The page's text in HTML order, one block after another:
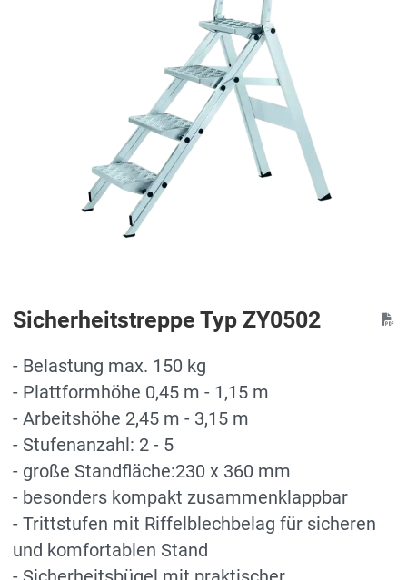
Sicherheitstreppe Typ ZY0502
- Belastung max. 150 kg
- Plattformhöhe 0,45 m - 1,15 m
- Arbeitshöhe 2,45 m - 3,15 m
- Stufenanzahl: 2 - 5
- große Standfläche:230 x 360 mm
- besonders kompakt zusammenklappbar
- Trittstufen mit Riffelblechbelag für sicheren
und komfortablen Stand